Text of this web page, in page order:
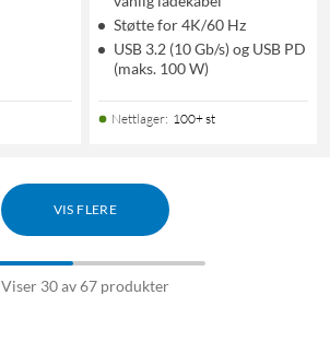
Støtte for 4K/60 Hz
USB 3.2 (10 Gb/s) og USB PD
(maks. 100 W)
Nettlager: 100+ st
VIS FLERE
Viser 30 av 67 produkter